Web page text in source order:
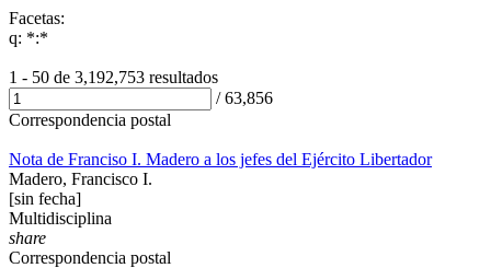
Facetas:
q: *:*
1 - 50 de 3,192,753 resultados
/63,856
Correspondencia postal
Nota de Franciso I. Madero a los jefes del Ejército Libertador
Madero, Francisco I.
[sin fecha]
Multidisciplina
share
Correspondencia postal